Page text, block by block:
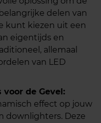
delen van
kunt kiezen uit een
eigentijds en
allemaal
van LED
de Gevel:
effect op jouw
downlighters. Deze